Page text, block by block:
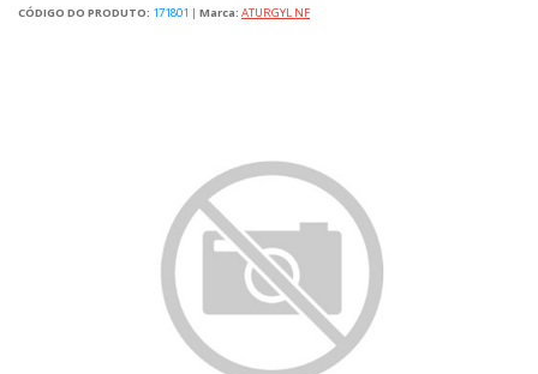
CÓDIGO DO PRODUTO: 171801 | Marca: ATURGYL NF